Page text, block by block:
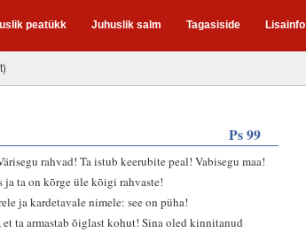
peatükk Juhuslik salm Tagasiside Lisainfo
Ps 99
rahvad! Ta istub keerubite peal! Vabisegu maa!
ja ta on kõrge üle kõigi rahvaste!
ja kardetavale nimele: see on püha!
ta armastab õiglast kohut! Sina oled kinnitanud